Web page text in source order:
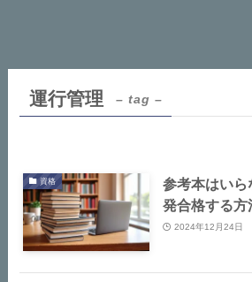
運行管理 – tag –
資格
参考本はい
発合格する方
2024年12月24日